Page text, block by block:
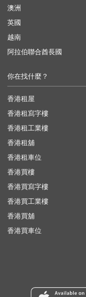
澳洲
英國
越南
阿拉伯聯合酋長國
你在找什麼？
香港租屋
香港租寫字樓
香港租工業樓
香港租舖
香港租車位
香港買樓
香港買寫字樓
香港買工業樓
香港買舖
香港買車位